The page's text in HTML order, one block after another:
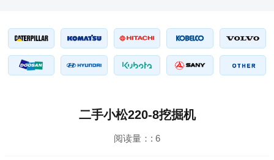
二手小松220-8挖掘机
阅读量：: 6